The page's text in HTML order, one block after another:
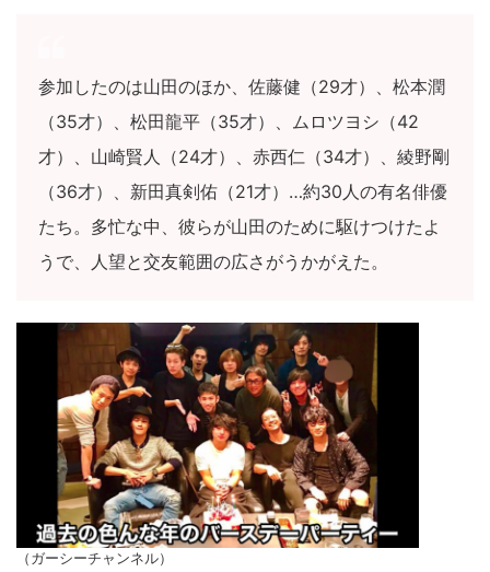
参加したのは山田のほか、佐藤健（29才）、松本潤
（35才）、松田龍平（35才）、ムロツヨシ（42
才）、山崎賢人（24才）、赤西仁（34才）、綾野剛
（36才）、新田真剣佑（21才）…約30人の有名俳優
たち。多忙な中、彼らが山田のために駆けつけたよ
うで、人望と交友範囲の広さがうかがえた。
（ガーシーチャンネル）